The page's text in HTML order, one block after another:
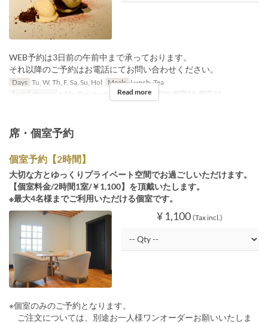
WEB予約は3日前の午前中まで承っております。
それ以降のご予約はお電話にてお問い合わせください。
Days Tu, W, Th, F, Sa, Su, Hol Meals Lunch, Tea
Seat Category
table, Private room, 個室19, 個室20, 個室21, 個室22
Read more
席・個室予約
個室予約【2時間】
大切な方とゆっくりプライベート空間でお過ごしいただけます。
【個室料金/2時間1室/￥1,100】を頂戴いたします。
※最大4名様までご利用いただける個室です。
¥ 1,100 (Tax incl.)
※個室のみのご予約となります。
ご注文については、別途お一人様ワンオーダーお願いいたしま